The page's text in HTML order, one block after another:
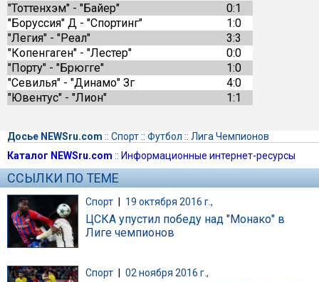
"Тоттенхэм" - "Байер"
0:1
"Боруссия" Д - "Спортинг"
1:0
"Легия" - "Реал"
3:3
"Копенгаген" - "Лестер"
0:0
"Порту" - "Брюгге"
1:0
"Севилья" - "Динамо" Зг
4:0
"Ювентус" - "Лион"
1:1
Досье NEWSru.com :: Спорт:: Футбол :: Лига Чемпионов
Каталог NEWSru.com :: Информационные интернет-ресурсы
ССЫЛКИ ПО ТЕМЕ
Спорт | 19 октября 2016 г.,
ЦСКА упустил победу над "Монако" в
Лиге чемпионов
Спорт 02 ноября 2016 г.,